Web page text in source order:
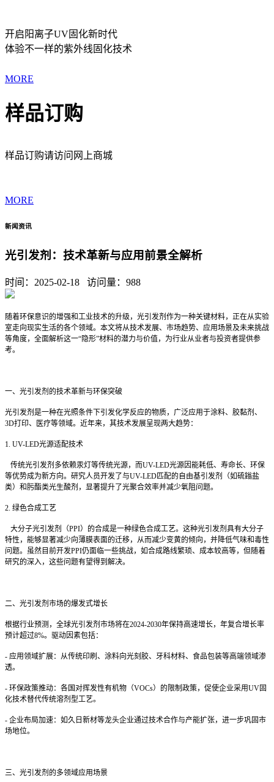
开启阳离子UV固化新时代
体验不一样的紫外线固化技术
MORE
样品订购
样品订购请访问网上商城
MORE
新闻资讯
光引发剂：技术革新与应用前景全解析
时间：2025-02-18 访问量： 988
随着环保意识的增强和工业技术的升级，光引发剂作为一种关键材料，正在从实验
室走向现实生活的各个领域。本文将从技术发展、市场趋势、应用场景及未来挑战
等角度，全面解析这一“隐形”材料的潜力与价值，为行业从业者与投资者提供参
考。
一、光引发剂的技术革新与环保突破
光引发剂是一种在光照条件下引发化学反应的物质，广泛应用于涂料、胶黏剂、
3D打印、医疗等领域。近年来，其技术发展呈现两大趋势：
1. UV-LED光源适配技术
传统光引发剂多依赖汞灯等传统光源，而UV-LED光源因能耗低、寿命长、环保
等优势成为新方向。研究人员开发了与UV-LED匹配的自由基引发剂（如硫鎓盐
类）和肟酯类光生酸剂，显著提升了光聚合效率并减少氧阻问题。
2. 绿色合成工艺
大分子光引发剂（PPI）的合成是一种绿色合成工艺。这种光引发剂具有大分子
特性，能够显著减少向薄膜表面的迁移，从而减少变黄的倾向，并降低气味和毒性
问题。虽然目前开发PPI仍面临一些挑战，如合成路线繁琐、成本较高等，但随着
研究的深入，这些问题有望得到解决。
二、光引发剂市场的爆发式增长
根据行业预测，全球光引发剂市场将在2024-2030年保持高速增长，年复合增长率
预计超过8%。驱动因素包括：
- 应用领域扩展：从传统印刷、涂料向光刻胶、牙科材料、食品包装等高端领域渗
透。
- 环保政策推动：各国对挥发性有机物（VOCs）的限制政策，促使企业采用UV固
化技术替代传统溶剂型工艺。
- 企业布局加速：如久日新材等龙头企业通过技术合作与产能扩张，进一步巩固市
场地位。
三、光引发剂的多领域应用场景